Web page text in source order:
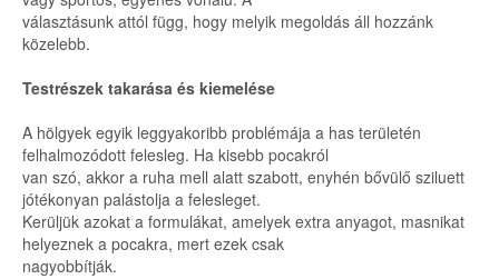
választásunk attól függ, hogy melyik megoldás áll hozzánk
közelebb.
Testrészek takarása és kiemelése
A hölgyek egyik leggyakoribb problémája a has területén
felhalmozódott felesleg. Ha kisebb pocakról
van szó, akkor a ruha mell alatt szabott, enyhén bővülő sziluett
jótékonyan palástolja a felesleget.
Kerüljük azokat a formulákat, amelyek extra anyagot, masnikat
helyeznek a pocakra, mert ezek csak
nagyobbítják.